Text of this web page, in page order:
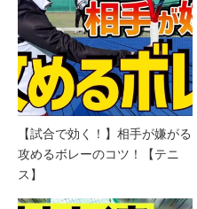
【試合で効く！】相手が嫌がる
攻めるボレーのコツ！【テニ
ス】